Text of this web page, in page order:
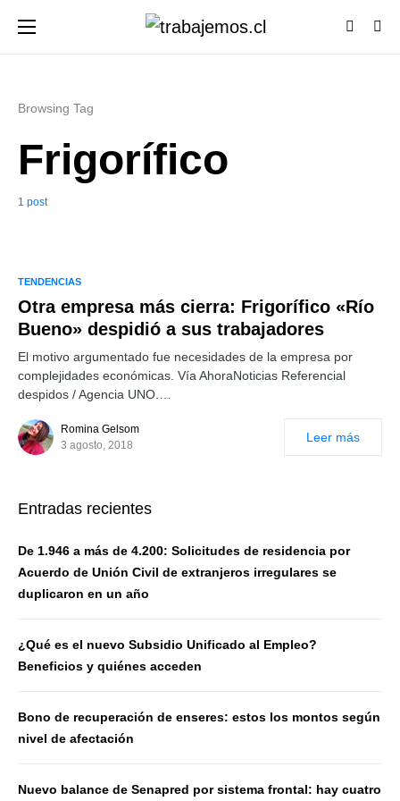
Browsing Tag
Frigorífico
1 post
TENDENCIAS
Otra empresa más cierra: Frigorífico «Río
Bueno» despidió a sus trabajadores
El motivo argumentado fue necesidades de la empresa por
complejidades económicas. Vía AhoraNoticias Referencial
despidos / Agencia UNO.…
Romina Gelsom
3 agosto, 2018
Leer más
Entradas recientes
De 1.946 a más de 4.200: Solicitudes de residencia por
Acuerdo de Unión Civil de extranjeros irregulares se
duplicaron en un año
¿Qué es el nuevo Subsidio Unificado al Empleo?
Beneficios y quiénes acceden
Bono de recuperación de enseres: estos los montos según
nivel de afectación
Nuevo balance de Senapred por sistema frontal: hay cuatro